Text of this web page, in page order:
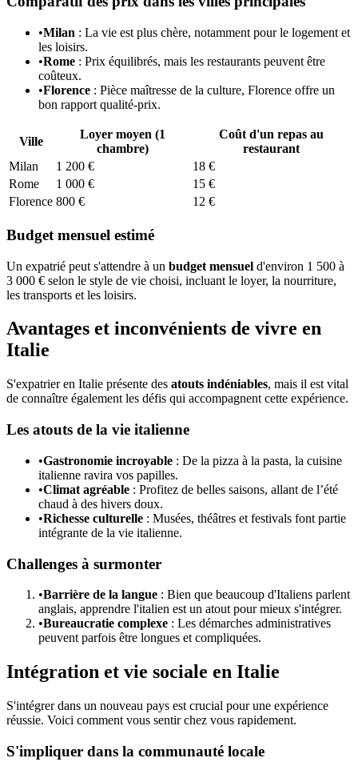
•Milan : La vie est plus chère, notamment pour le logement et
les loisirs.
•Rome : Prix équilibrés, mais les restaurants peuvent être
coûteux.
•Florence : Pièce maîtresse de la culture, Florence offre un
bon rapport qualité-prix.
Ville
Loyer moyen (1
chambre)
Coût d'un repas au
restaurant
Milan
1 200 €
18 €
Rome
1 000 €
15 €
Florence 800 € 12 €
Budget mensuel estimé
Un expatrié peut s'attendre à un budget mensuel d'environ 1 500 à
3 000 € selon le style de vie choisi, incluant le loyer, la nourriture,
les transports et les loisirs.
Avantages et inconvénients de vivre en
Italie
S'expatrier en Italie présente des atouts indéniables, mais il est vital
de connaître également les défis qui accompagnent cette expérience.
Les atouts de la vie italienne
•Gastronomie incroyable : De la pizza à la pasta, la cuisine
italienne ravira vos papilles.
•Climat agréable : Profitez de belles saisons, allant de l’été
chaud à des hivers doux.
•Richesse culturelle : Musées, théâtres et festivals font partie
intégrante de la vie italienne.
Challenges à surmonter
•Barrière de la langue : Bien que beaucoup d'Italiens parlent
anglais, apprendre l'italien est un atout pour mieux s'intégrer.
•Bureaucratie complexe : Les démarches administratives
peuvent parfois être longues et compliquées.
Intégration et vie sociale en Italie
S'intégrer dans un nouveau pays est crucial pour une expérience
réussie. Voici comment vous sentir chez vous rapidement.
S'impliquer dans la communauté locale